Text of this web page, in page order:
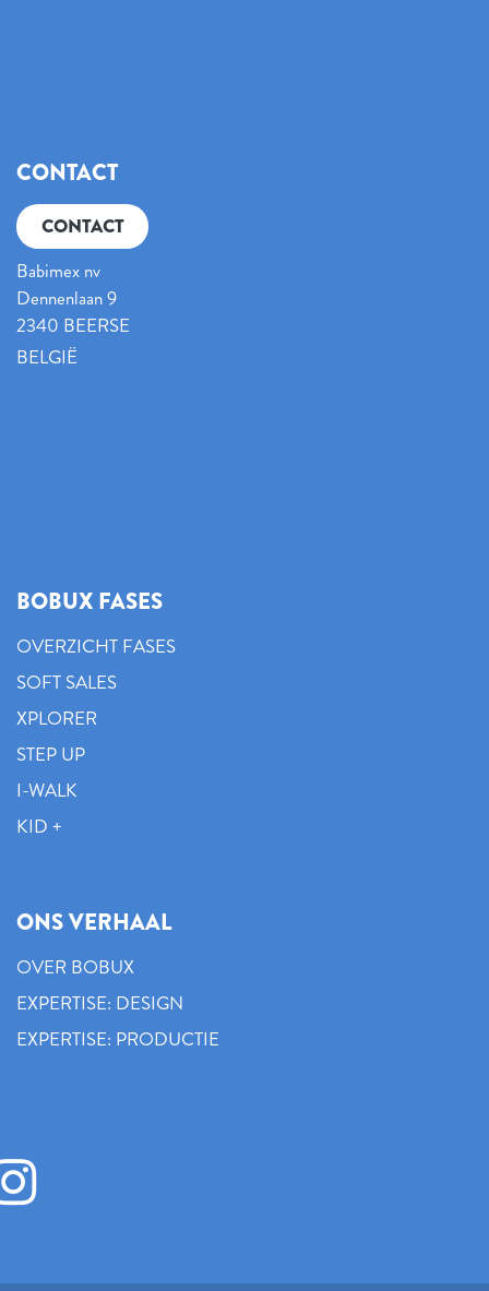
CONTACT
CONTACT
Babimex nv
Dennenlaan 9
2340 BEERSE
BELGIË
BOBUX FASES
OVERZICHT FASES
SOFT SALES
XPLORER
STEP UP
I-WALK
KID +
ONS VERHAAL
OVER BOBUX
EXPERTISE: DESIGN
EXPERTISE: PRODUCTIE